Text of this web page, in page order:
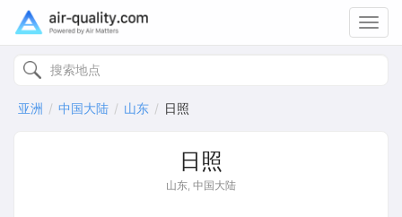
亚洲 中国大陆 山东 日照
日照
山东, 中国大陆